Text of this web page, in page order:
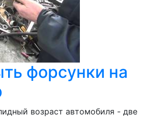
форсунки на
возраст автомобиля - две